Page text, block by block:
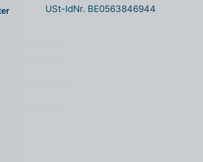
USt-IdNr. BE0563846944